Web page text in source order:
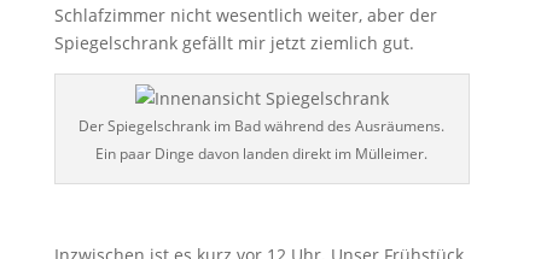
Schlafzimmer nicht wesentlich weiter, aber der
Spiegelschrank gefällt mir jetzt ziemlich gut.
Der Spiegelschrank im Bad während des Ausräumens.
Ein paar Dinge davon landen direkt im Mülleimer.